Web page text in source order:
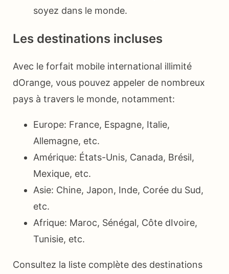
soyez dans le monde.
Les destinations incluses
Avec le forfait mobile international illimité
dOrange, vous pouvez appeler de nombreux
pays à travers le monde, notamment:
Europe: France, Espagne, Italie,
Allemagne, etc.
Amérique: États-Unis, Canada, Brésil,
Mexique, etc.
Asie: Chine, Japon, Inde, Corée du Sud,
etc.
Afrique: Maroc, Sénégal, Côte dIvoire,
Tunisie, etc.
Consultez la liste complète des destinations